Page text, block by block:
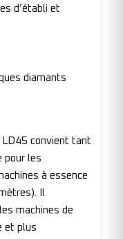
d’établi et
diamants
LD45 convient tant
pour les
à essence
Il
machines de
et plus